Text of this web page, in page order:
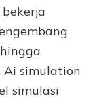
simulation
simulasi